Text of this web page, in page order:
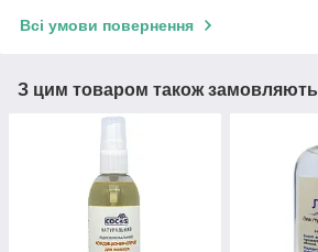
Всі умови повернення
З цим товаром також замовляють